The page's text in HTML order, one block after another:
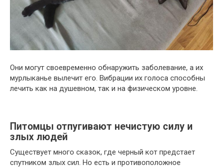
Они могут своевременно обнаружить заболевание, а их
мурлыканье вылечит его. Вибрации их голоса способны
лечить как на душевном, так и на физическом уровне.
Питомцы отпугивают нечистую силу и
злых людей
Существует много сказок, где черный кот предстает
спутником злых сил. Но есть и противоположное